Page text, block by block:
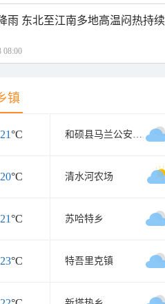
雨 东北至江南多地高温闷热持续
08:00
镇
21°C 和硕县马兰公安管区
20°C 清水河农场
21°C 苏哈特乡
23°C 特吾里克镇